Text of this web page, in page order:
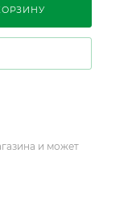
и может